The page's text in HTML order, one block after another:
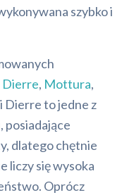
szybko i
Dierre, Mottura,
Dierre to jedne z
posiadające
dlatego chętnie
liczy się wysoka
Oprócz